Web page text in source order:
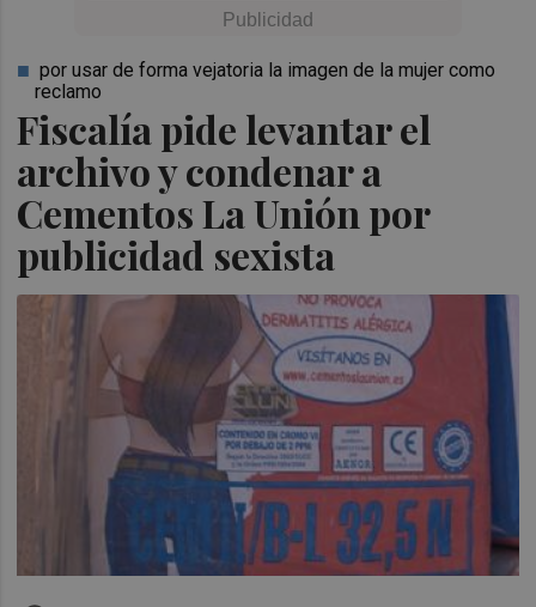
Fiscalía pide levantar el
archivo y condenar a
Cementos La Unión por
publicidad sexista
por usar de forma vejatoria la imagen de la mujer como
reclamo